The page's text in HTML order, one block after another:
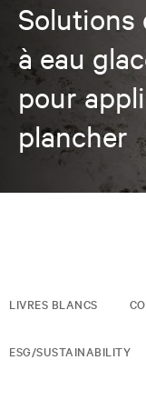
Solutions
à eau
pour
plancher
LIVRES BLANCS
ESG/SUSTAINABILITY